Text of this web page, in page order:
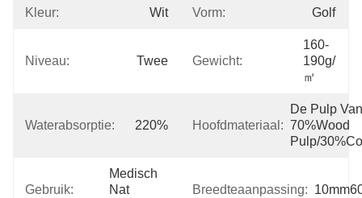
Kleur: Wit Vorm: Golf
Niveau: Twee Gewicht:
160-
190g/
㎡
Waterabsorptie: 220% Hoofdmateriaal:
De Pulp Van
70%Wood
Pulp/
Gebruik:
Medisch
Nat
Breedteaanpassing: